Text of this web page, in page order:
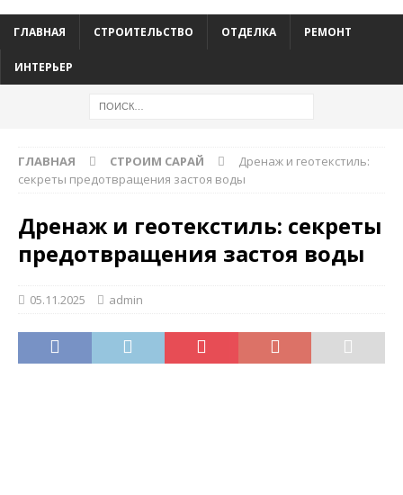
ГЛАВНАЯ СТРОИТЕЛЬСТВО ОТДЕЛКА РЕМОНТ
ИНТЕРЬЕР
ГЛАВНАЯ СТРОИМ САРАЙ
Дренаж и геотекстиль:
секреты предотвращения застоя воды
Дренаж и геотекстиль: секреты
предотвращения застоя воды
05.11.2025 admin